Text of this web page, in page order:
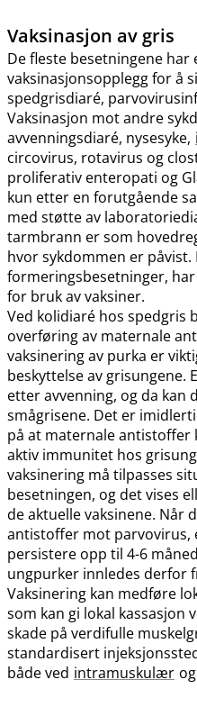
Vaksinasjon av gris
De fleste besetningene
vaksinasjonsopplegg for å
spedgrisdiaré,
Vaksinasjon mot andre
avvenningsdiaré, nysesyke,
circovirus, rotavirus og
proliferativ enteropati og
kun etter en forutgående
med støtte av
tarmbrann er som
hvor sykdommen er
formeringsbesetninger,
for bruk av vaksiner.
Ved kolidiaré hos spedgris
overføring av maternale
vaksinering av purka er
beskyttelse av grisungene.
etter avvenning, og da kan
smågrisene. Det er
på at maternale antistoffer
aktiv immunitet hos
vaksinering må tilpasses
besetningen, og det vises
de aktuelle vaksinene. Når
antistoffer mot parvovirus,
persistere opp til 4-6
ungpurker innledes derfor
Vaksinering kan medføre
som kan gi lokal kassasjon
skade på verdifulle
standardisert
både ved intramuskulær og